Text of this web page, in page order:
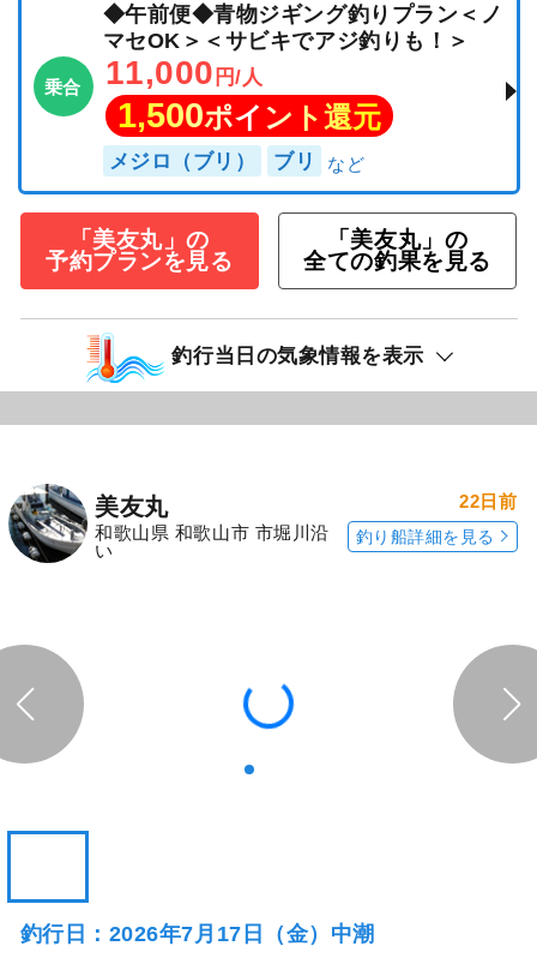
乗合
◆午前便◆青物ジギング釣りプラン＜ノ
マセOK＞＜サビキでアジ釣りも！＞
11,000 円/人
1,500ポイント還元
メジロ（ブリ） ブリ
「美友丸」の
予約プランを見る
「美友丸」の
全ての釣果を見る
釣行当日の気象情報を表示
美友丸
和歌山県 和歌山市 市堀川沿
い
22日前
釣り船詳細を見る
釣行日：2026年7月17日（金）中潮